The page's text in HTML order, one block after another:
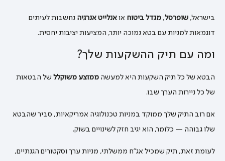
בישראל, שופרסל, מגדל ביטוח או אנלייט אנרגיה נחשבות לעיתים
דוגמאות למניות עם בטא נמוכה יותר, המציעות יציבות יחסית.
ומה עם תיק ההשקעות שלך?
הבטא של כל תיק השקעות היא למעשה ממוצע משוקלל של הבטאות
של כל ניירות הערך שבו.
אם רוב התיק שלך ממוקד במניות טכנולוגיה אמריקאיות, סביר שהבטא
שלו גבוהה — כלומר, הוא יגיב חזק לשינויים בשוק.
לעומת זאת, תיק שמכיל אג”ח ממשלתי, מניות ערך וסקטורים הגנתיים,